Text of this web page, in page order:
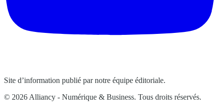
Site d’information publié par notre équipe éditoriale.
© 2026 Alliancy - Numérique & Business. Tous droits réservés.